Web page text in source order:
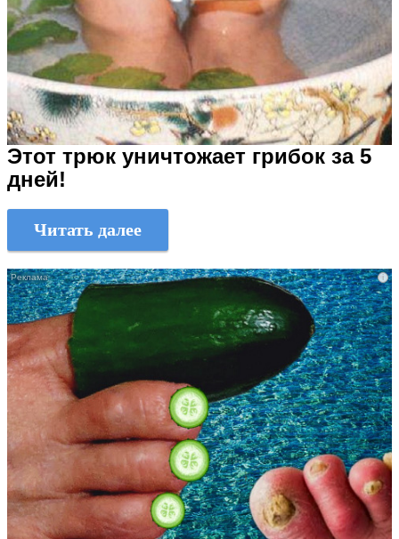
Этот трюк уничтожает грибок за 5
дней!
Читать далее
i